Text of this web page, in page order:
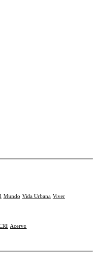
Mundo Vida Urbana Viver
Acervo